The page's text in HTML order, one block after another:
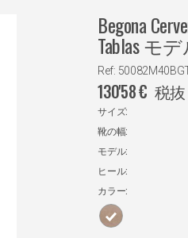
Begona
Tablas モ
Ref:
130'58€ 税抜
サイズ:
靴の幅:
モデル:
ヒール:
カラー: